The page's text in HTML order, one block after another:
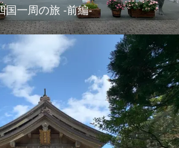
国一周の旅 -前編-